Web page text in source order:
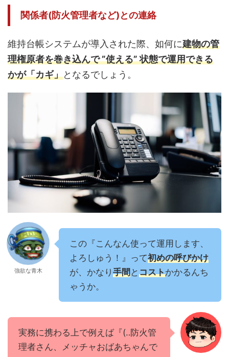
関係者(防火管理者など)との連絡
維持台帳システムが導入された際、如何に建物の管
理権原者を巻き込んで ”使える” 状態で運用できる
かが「カギ」となるでしょう。
強欲な青木
この『こんなん使って運用します、
よろしゅう！』って初めの呼びかけ
が、かなり 手間とコストかかるんち
ゃうか。
実務に携わる上で例えば『(‥防火管
理者さん、メッチャおばあちゃんで